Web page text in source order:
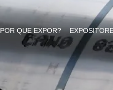
POR QUE EXPOR?